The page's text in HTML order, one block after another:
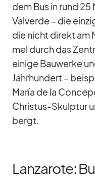
dem Bus in rund
Val­verde – die
die nicht di­rekt am
mel durch das
ei­nige Bau­werke
Jahr­hun­dert –
Ma­ría de la
Chris­tus-Skulp­tur
bergt.
Lanzarote: